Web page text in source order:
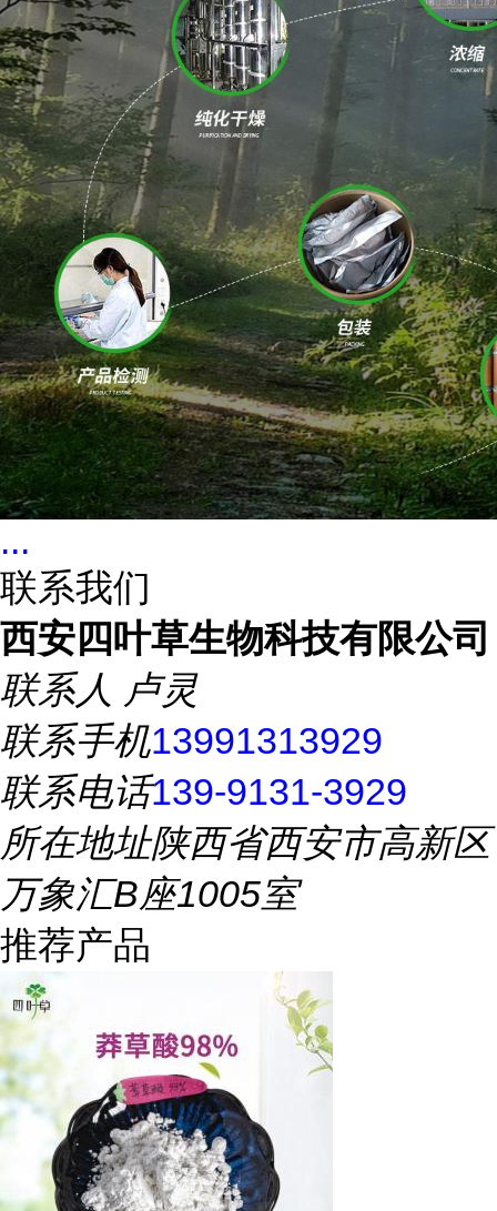
...
联系我们
西安四叶草生物科技有限公司
联系人 卢灵
联系手机13991313929
联系电话139-9131-3929
所在地址陕西省西安市高新区
万象汇B座1005室
推荐产品